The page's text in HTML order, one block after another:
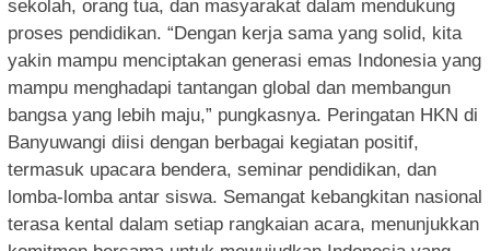
sekolah, orang tua, dan masyarakat dalam mendukung
proses pendidikan. “Dengan kerja sama yang solid, kita
yakin mampu menciptakan generasi emas Indonesia yang
mampu menghadapi tantangan global dan membangun
bangsa yang lebih maju,” pungkasnya. Peringatan HKN di
Banyuwangi diisi dengan berbagai kegiatan positif,
termasuk upacara bendera, seminar pendidikan, dan
lomba-lomba antar siswa. Semangat kebangkitan nasional
terasa kental dalam setiap rangkaian acara, menunjukkan